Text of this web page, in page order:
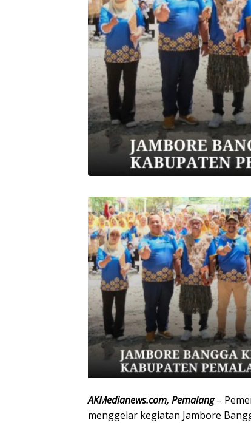
AKMedianews.com, Pemalang–
menggelar kegiatan Jambore